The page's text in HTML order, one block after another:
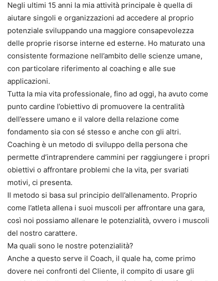
Negli ultimi 15 anni la mia attività principale è quella di
aiutare singoli e organizzazioni ad accedere al proprio
potenziale sviluppando una maggiore consapevolezza
delle proprie risorse interne ed esterne. Ho maturato una
consistente formazione nell’ambito delle scienze umane,
con particolare riferimento al coaching e alle sue
applicazioni.
Tutta la mia vita professionale, fino ad oggi, ha avuto come
punto cardine l’obiettivo di promuovere la centralità
dell’essere umano e il valore della relazione come
fondamento sia con sé stesso e anche con gli altri.
Coaching è un metodo di sviluppo della persona che
permette d’intraprendere cammini per raggiungere i propri
obiettivi o affrontare problemi che la vita, per svariati
motivi, ci presenta.
Il metodo si basa sul principio dell’allenamento. Proprio
come l’atleta allena i suoi muscoli per affrontare una gara,
così noi possiamo allenare le potenzialità, ovvero i muscoli
del nostro carattere.
Ma quali sono le nostre potenzialità?
Anche a questo serve il Coach, il quale ha, come primo
dovere nei confronti del Cliente, il compito di usare gli